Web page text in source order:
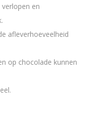
en
afleverhoeveelheid
op chocolade kunnen